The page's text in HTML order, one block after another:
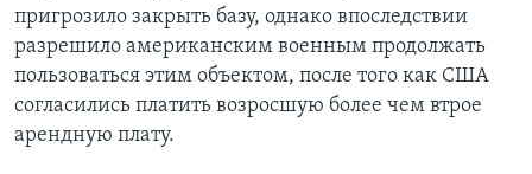
пригрозило закрыть базу, однако впоследствии
разрешило американским военным продолжать
пользоваться этим объектом, после того как США
согласились платить возросшую более чем втрое
арендную плату.